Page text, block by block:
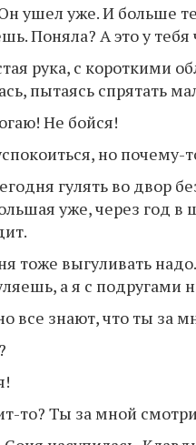
ушел уже. И больше
Поняла? А это у тебя
рука, с короткими
пытаясь спрятать
Не бойся!
но почему-
гулять во двор
уже, через год в
тоже выгуливать
а я с подругами
все знают, что ты за
то? Ты за мной